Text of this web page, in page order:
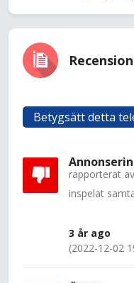
Betygsätt detta
rapporterat av
inspelat
3 år ago
(2022-12-02